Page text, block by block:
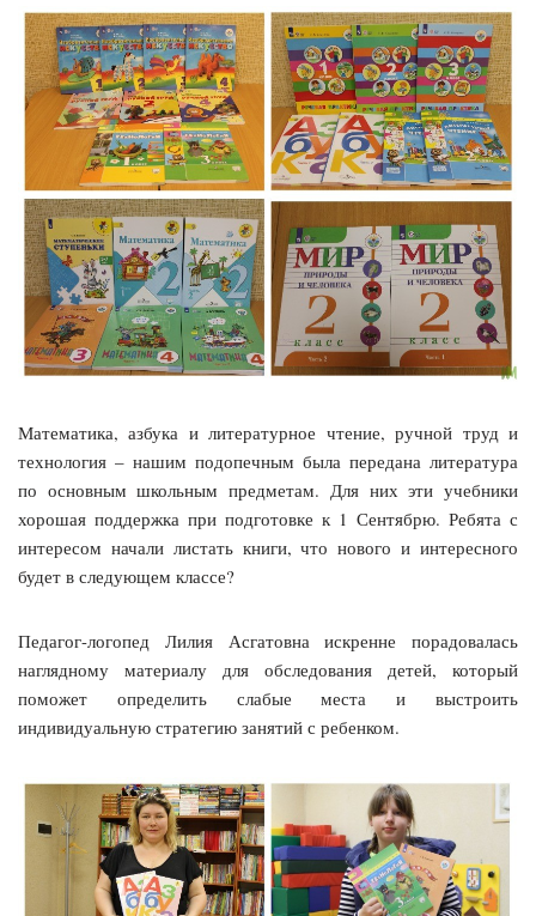
Математика, азбука и литературное чтение, ручной труд и
технология – нашим подопечным была передана литература
по основным школьным предметам. Для них эти учебники
хорошая поддержка при подготовке к 1 Сентябрю. Ребята с
интересом начали листать книги, что нового и интересного
будет в следующем классе?
Педагог-логопед Лилия Асгатовна искренне порадовалась
наглядному материалу для обследования детей, который
поможет определить слабые места и выстроить
индивидуальную стратегию занятий с ребенком.